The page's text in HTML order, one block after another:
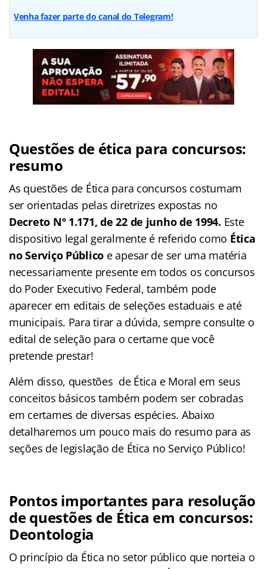
Venha fazer parte do canal do Telegram!
Questões de ética para concursos:
resumo
As questões de Ética para concursos costumam
ser orientadas pelas diretrizes expostas no
Decreto Nº 1.171, de 22 de junho de 1994. Este
dispositivo legal geralmente é referido como Ética
no Serviço Público e apesar de ser uma matéria
necessariamente presente em todos os concursos
do Poder Executivo Federal, também pode
aparecer em editais de seleções estaduais e até
municipais. Para tirar a dúvida, sempre consulte o
edital de seleção para o certame que você
pretende prestar!
Além disso, questões de Ética e Moral em seus
conceitos básicos também podem ser cobradas
em certames de diversas espécies. Abaixo
detalharemos um pouco mais do resumo para as
seções de legislação de Ética no Serviço Público!
Pontos importantes para resolução
de questões de Ética em concursos:
Deontologia
O princípio da Ética no setor público que norteia o